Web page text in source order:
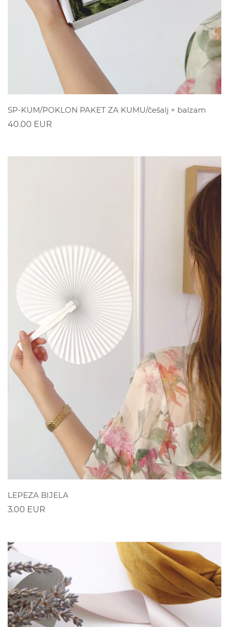
POGLEDAJ
SP-KUM/POKLON PAKET ZA KUMU/češalj + balzam
40.00 EUR
LEPEZA BIJELA
3.00 EUR